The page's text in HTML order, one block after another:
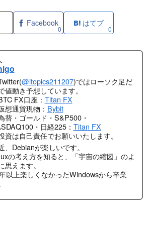
Facebook
0
はてブ
0
@itopics211207)ではローソク足だ
値動き予想しています。
FX口座： Titan FX
想通貨現物： Bybit
替・ゴールド・S&P500・
・日経225： Titan FX
資は自己責任でお願いいたします。
、Debianが楽しいです。
の考え方を知ると、「宇宙の縮図」のよ
思えます。
以上楽しくなかったWindowsから卒業